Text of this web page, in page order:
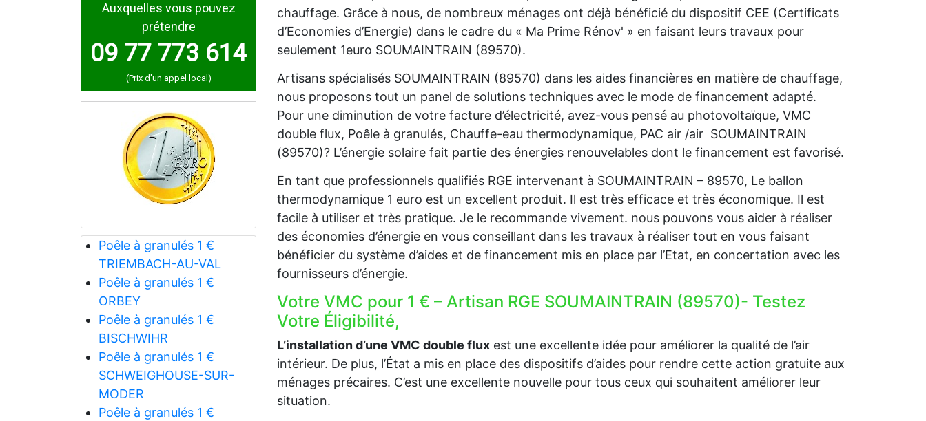
Auxquelles vous pouvez
prétendre
09 77 773 614
(Prix d'un appel local)
Poêle à granulés 1 €
TRIEMBACH-AU-VAL
Poêle à granulés 1 €
ORBEY
Poêle à granulés 1 €
BISCHWIHR
Poêle à granulés 1 €
SCHWEIGHOUSE-SUR-
MODER
Poêle à granulés 1 €
chauffage. Grâce à nous, de nombreux ménages ont déjà bénéficié du dispositif CEE (Certificats
d’Economies d’Energie) dans le cadre du « Ma Prime Rénov' » en faisant leurs travaux pour
seulement 1euro SOUMAINTRAIN (89570).
Artisans spécialisés SOUMAINTRAIN (89570) dans les aides financières en matière de chauffage,
nous proposons tout un panel de solutions techniques avec le mode de financement adapté.
Pour une diminution de votre facture d’électricité, avez-vous pensé au photovoltaïque, VMC
double flux, Poêle à granulés, Chauffe-eau thermodynamique, PAC air /air SOUMAINTRAIN
(89570)? L’énergie solaire fait partie des énergies renouvelables dont le financement est favorisé.
En tant que professionnels qualifiés RGE intervenant à SOUMAINTRAIN – 89570, Le ballon
thermodynamique 1 euro est un excellent produit. Il est très efficace et très économique. Il est
facile à utiliser et très pratique. Je le recommande vivement. nous pouvons vous aider à réaliser
des économies d’énergie en vous conseillant dans les travaux à réaliser tout en vous faisant
bénéficier du système d’aides et de financement mis en place par l’Etat, en concertation avec les
fournisseurs d’énergie.
Votre VMC pour 1 € – Artisan RGE SOUMAINTRAIN (89570)- Testez
Votre Éligibilité,
L’installation d’une VMC double flux est une excellente idée pour améliorer la qualité de l’air
intérieur. De plus, l’État a mis en place des dispositifs d’aides pour rendre cette action gratuite aux
ménages précaires. C’est une excellente nouvelle pour tous ceux qui souhaitent améliorer leur
situation.